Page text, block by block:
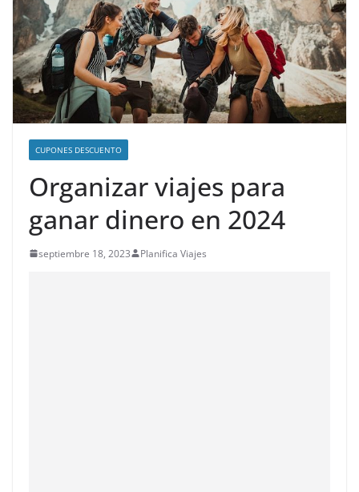
CUPONES DESCUENTO
Organizar viajes para
ganar dinero en 2024
septiembre 18, 2023 Planifica Viajes